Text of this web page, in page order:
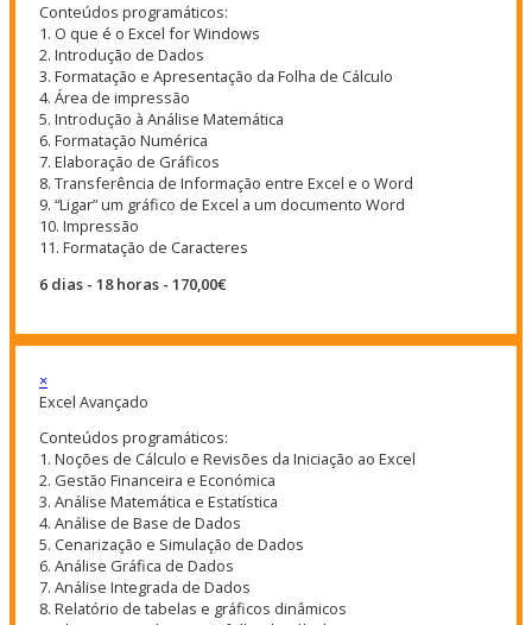
Conteúdos programáticos:
1. O que é o Excel for Windows
2. Introdução de Dados
3. Formatação e Apresentação da Folha de Cálculo
4. Área de impressão
5. Introdução à Análise Matemática
6. Formatação Numérica
7. Elaboração de Gráficos
8. Transferência de Informação entre Excel e o Word
9. “Ligar” um gráfico de Excel a um documento Word
10. Impressão
11. Formatação de Caracteres
6 dias - 18 horas - 170,00€
×
Excel Avançado
Conteúdos programáticos:
1. Noções de Cálculo e Revisões da Iniciação ao Excel
2. Gestão Financeira e Económica
3. Análise Matemática e Estatística
4. Análise de Base de Dados
5. Cenarização e Simulação de Dados
6. Análise Gráfica de Dados
7. Análise Integrada de Dados
8. Relatório de tabelas e gráficos dinâmicos